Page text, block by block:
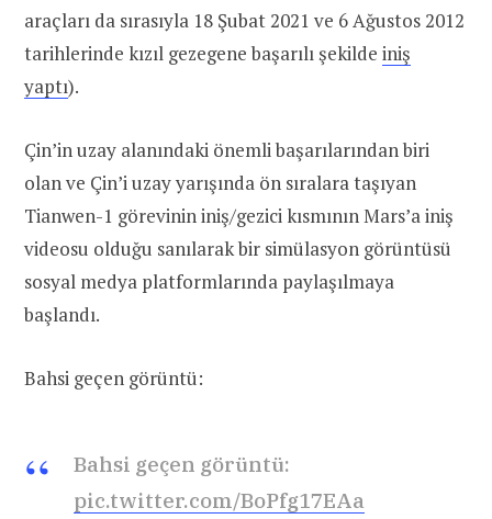
araçları da sırasıyla 18 Şubat 2021 ve 6 Ağustos 2012
tarihlerinde kızıl gezegene başarılı şekilde iniş
yaptı).
Çin’in uzay alanındaki önemli başarılarından biri
olan ve Çin’i uzay yarışında ön sıralara taşıyan
Tianwen-1 görevinin iniş/gezici kısmının Mars’a iniş
videosu olduğu sanılarak bir simülasyon görüntüsü
sosyal medya platformlarında paylaşılmaya
başlandı.
Bahsi geçen görüntü:
Bahsi geçen görüntü:
pic.twitter.com/BoPfg17EAa